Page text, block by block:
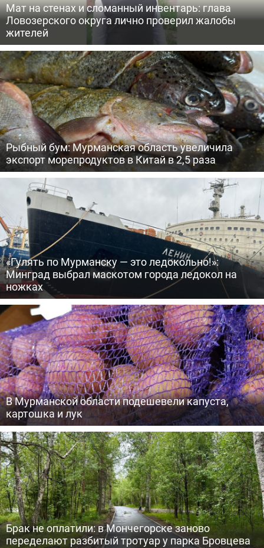
Мат на стенах и сломанный инвентарь: глава
Ловозерского округа лично проверил жалобы
жителей
Рыбный бум: Мурманская область увеличила
экспорт морепродуктов в Китай в 2,5 раза
«Гулять по Мурманску — это ледокольно!»:
Минград выбрал маскотом города ледокол на
ножках
В Мурманской области подешевели капуста,
картошка и лук
Брак не оплатили: в Мончегорске заново
переделают разбитый тротуар у парка Бровцева